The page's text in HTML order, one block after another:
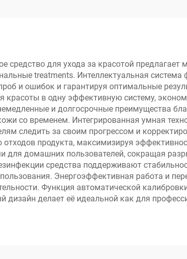
средство для ухода за красотой
treatments. Интеллектуальная
и ошибок и гарантируя оптимальные
красоты в одну эффективную систему,
и долгосрочные преимущества
со временем. Интегрированная умная
следить за своим прогрессом и
отходов продукта, максимизируя
для домашних пользователей, сокращая
средства поддерживают
Энергоэффективная работа и
Функция автоматической
дизайн делает её идеальной как для